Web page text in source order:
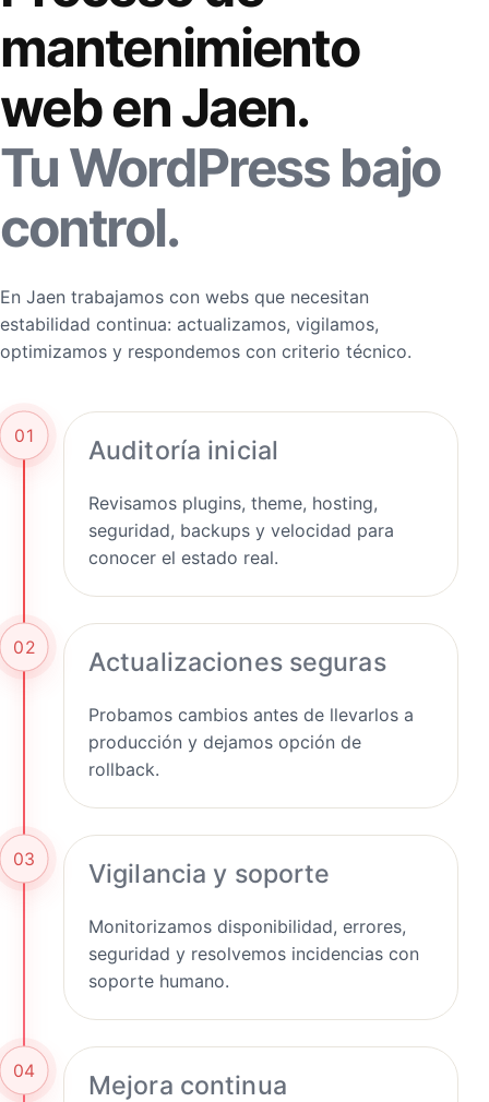
mantenimiento
web en Jaen.
Tu WordPress bajo
control.
En Jaen trabajamos con webs que necesitan
estabilidad continua: actualizamos, vigilamos,
optimizamos y respondemos con criterio técnico.
01 Auditoría inicial
Revisamos plugins, theme, hosting,
seguridad, backups y velocidad para
conocer el estado real.
02 Actualizaciones seguras
Probamos cambios antes de llevarlos a
producción y dejamos opción de
rollback.
03 Vigilancia y soporte
Monitorizamos disponibilidad, errores,
seguridad y resolvemos incidencias con
soporte humano.
04 Mejora continua